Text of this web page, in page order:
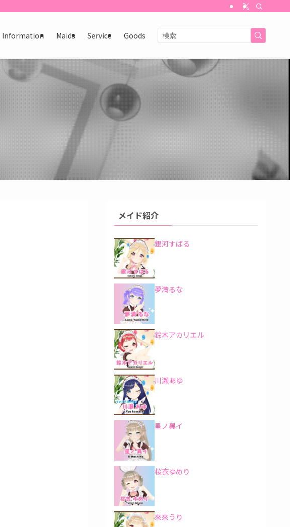
Information Maids Service Goods
メイド紹介
銀河すばる
夢満るな
鈴木アカリエル
川瀬あゆ
星ノ異イ
桜衣ゆめり
來來うり